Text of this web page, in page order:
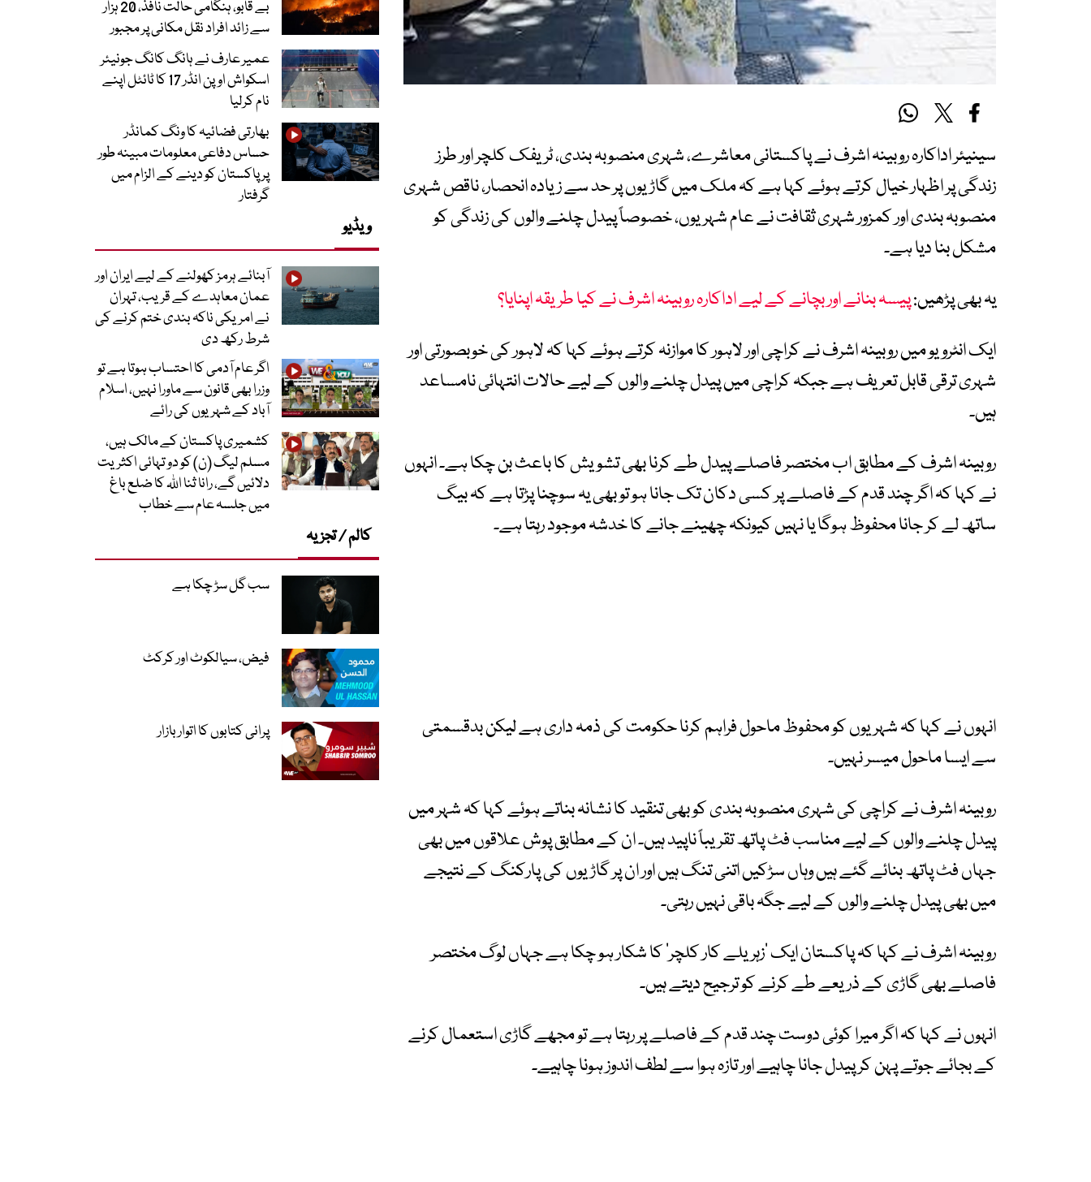
سینیئر اداکارہ روبینہ اشرف نے پاکستانی معاشرے، شہری منصوبہ بندی، ٹریفک کلچر اور طرز
زندگی پر اظہار خیال کرتے ہوئے کہا ہے کہ ملک میں گاڑیوں پر حد سے زیادہ انحصار، ناقص شہری
منصوبہ بندی اور کمزور شہری ثقافت نے عام شہریوں، خصوصاً پیدل چلنے والوں کی زندگی کو
مشکل بنا دیا ہے۔
یہ بھی پڑھیں:پیسہ بنانے اور بچانے کے لیے اداکارہ روبینہ اشرف نے کیا طریقہ اپنایا؟
ایک انٹرویو میں روبینہ اشرف نے کراچی اور لاہور کا موازنہ کرتے ہوئے کہا کہ لاہور کی خوبصورتی اور
شہری ترقی قابل تعریف ہے جبکہ کراچی میں پیدل چلنے والوں کے لیے حالات انتہائی نامساعد
ہیں۔
روبینہ اشرف کے مطابق اب مختصر فاصلے پیدل طے کرنا بھی تشویش کا باعث بن چکا ہے۔ انہوں
نے کہا کہ اگر چند قدم کے فاصلے پر کسی دکان تک جانا ہو تو بھی یہ سوچنا پڑتا ہے کہ بیگ
ساتھ لے کر جانا محفوظ ہوگا یا نہیں کیونکہ چھینے جانے کا خدشہ موجود رہتا ہے۔
انہوں نے کہا کہ شہریوں کو محفوظ ماحول فراہم کرنا حکومت کی ذمہ داری ہے لیکن بدقسمتی
سے ایسا ماحول میسر نہیں۔
روبینہ اشرف نے کراچی کی شہری منصوبہ بندی کو بھی تنقید کا نشانہ بناتے ہوئے کہا کہ شہر میں
پیدل چلنے والوں کے لیے مناسب فٹ پاتھ تقریباً ناپید ہیں۔ ان کے مطابق پوش علاقوں میں بھی
جہاں فٹ پاتھ بنائے گئے ہیں وہاں سڑکیں اتنی تنگ ہیں اور ان پر گاڑیوں کی پارکنگ کے نتیجے
میں بھی پیدل چلنے والوں کے لیے جگہ باقی نہیں رہتی۔
روبینہ اشرف نے کہا کہ پاکستان ایک ’زہریلے کار کلچر‘ کا شکار ہو چکا ہے جہاں لوگ مختصر
فاصلے بھی گاڑی کے ذریعے طے کرنے کو ترجیح دیتے ہیں۔
انہوں نے کہا کہ اگر میرا کوئی دوست چند قدم کے فاصلے پر رہتا ہے تو مجھے گاڑی استعمال کرنے
کے بجائے جوتے پہن کر پیدل جانا چاہیے اور تازہ ہوا سے لطف اندوز ہونا چاہیے۔
بے قابو، ہنگامی حالت نافذ، 20 ہزار
سے زائد افراد نقل مکانی پر مجبور
عمیر عارف نے ہانگ کانگ جونیئر
اسکواش اوپن انڈر 17 کا ٹائٹل اپنے
نام کرلیا
بھارتی فضائیہ کا ونگ کمانڈر
حساس دفاعی معلومات مبینہ طور
پر پاکستان کو دینے کے الزام میں
گرفتار
ویڈیو
آبنائے ہرمز کھولنے کے لیے ایران اور
عمان معاہدے کے قریب، تہران
نے امریکی ناکہ بندی ختم کرنے کی
شرط رکھ دی
اگر عام آدمی کا احتساب ہوتا ہے تو
وزرا بھی قانون سے ماورا نہیں، اسلام
آباد کے شہریوں کی رائے
کشمیری پاکستان کے مالک ہیں،
مسلم لیگ (ن) کو دو تہائی اکثریت
دلائیں گے، رانا ثنا اللہ کا ضلع باغ
میں جلسہ عام سے خطاب
کالم / تجزیہ
سب گل سڑ چکا ہے
فیض، سیالکوٹ اور کرکٹ
پرانی کتابوں کا اتوار بازار